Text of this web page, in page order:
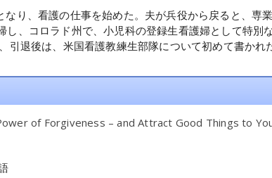
り、看護の仕事を始めた。夫が兵役から戻ると、専
、コロラド州で、小児科の登録生看護婦として特
引退後は、米国看護教練生部隊について初めて書か
of Forgiveness – and Attract Good Things to